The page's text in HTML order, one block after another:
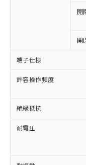
開
開
端子仕様
許容操作頻度
絶縁抵抗
耐電圧
こと
在庫
記載
タに
覧さ
準価
正式
様の
ムロ
オム
在庫
いたものが
むを得ず変
*EU RoHS指令
鉛(Pb)
六価クロム
類(PBB)
(PBDE)
ル) (DEHP)(別名
ルベンジル（
（DBP）
(DIBP) 1000ppm
但し、RoHS指
フタル酸エステ
図的な使用がな
基準値を超
「－」：未
ム) : 100ppm、
Cr(Ⅵ)(六価クロ
ニル類) :
ル類) : 1000ppm、
DBP(フタル酸
イソブチル) :
ル) : 1000ppm、
DEHP(フタル
当社
為替
（以
また
国政
可)を
当社
全に
いよう
当社
ル、
武器
当社
説
○